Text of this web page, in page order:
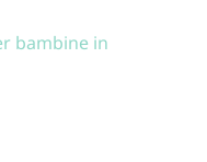
bambine in